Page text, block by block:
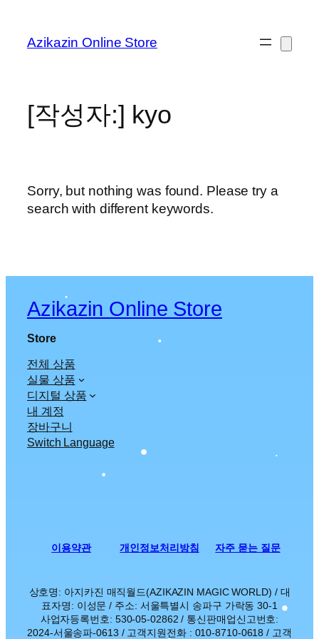
Azikazin Online Store
[작성자:] kyo
Sorry, but nothing was found. Please try a
search with different keywords.
Azikazin Online Store
Store
전체 상품
실물 상품
디지털 상품
내 계정
장바구니
Switch Language
이용약관 개인정보처리방침 자주 묻는 질문
상호명: 아지카진 매직월드(AZIKAZIN MAGIC WORLD) / 대
표자명: 이성문 / 주소: 서울특별시 송파구 가락동 30-1
사업자등록번호: 530-05-02862 / 통신판매업신고번호:
2024-서울송파-0613 / 고객지원전화 : 010-8710-0618 / 고객